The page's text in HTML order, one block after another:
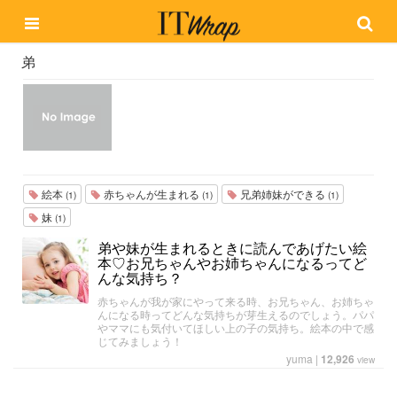
弟
絵本 (1) 赤ちゃんが生まれる (1) 兄弟姉妹ができる (1)
妹 (1)
弟や妹が生まれるときに読んであげたい絵
本♡お兄ちゃんやお姉ちゃんになるってど
んな気持ち？
赤ちゃんが我が家にやって来る時、お兄ちゃん、お姉ちゃ
んになる時ってどんな気持ちが芽生えるのでしょう。パパ
やママにも気付いてほしい上の子の気持ち。絵本の中で感
じてみましょう！
yuma | 12,926 view